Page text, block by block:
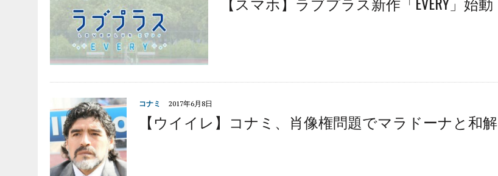
コナミ 2017年6月8日
【ウイイレ】コナミ、肖像権問題でマラドーナと和解